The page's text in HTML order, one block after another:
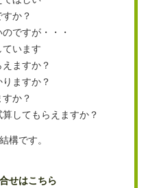
か？
ですが・・・
います
ますか？
ますか？
か？
してもらえますか？
構です。
せはこちら